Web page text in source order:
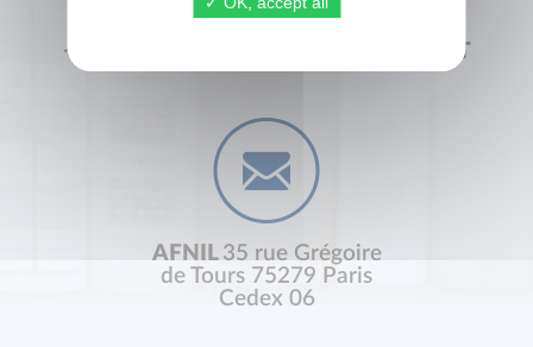
+33 (0) 1 44 41 29 19 CONTACT
AFNIL 35 rue Grégoire
de Tours 75279 Paris
Cedex 06